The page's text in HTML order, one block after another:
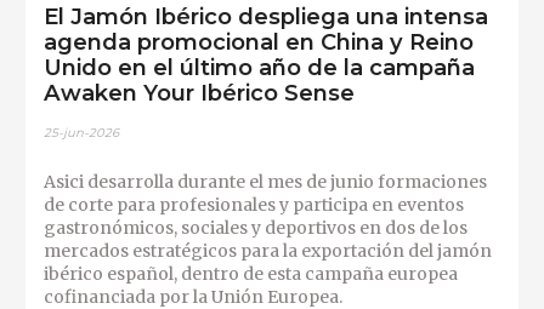
El Jamón Ibérico despliega una intensa
agenda promocional en China y Reino
Unido en el último año de la campaña
Awaken Your Ibérico Sense
25-jun-2026
Asici desarrolla durante el mes de junio formaciones
de corte para profesionales y participa en eventos
gastronómicos, sociales y deportivos en dos de los
mercados estratégicos para la exportación del jamón
ibérico español, dentro de esta campaña europea
cofinanciada por la Unión Europea.